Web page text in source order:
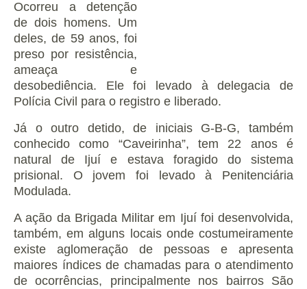
Ocorreu a detenção
de dois homens. Um
deles, de 59 anos, foi
preso por resistência,
ameaça e
desobediência. Ele foi levado à delegacia de
Polícia Civil para o registro e liberado.
Já o outro detido, de iniciais G-B-G, também
conhecido como “Caveirinha”, tem 22 anos é
natural de Ijuí e estava foragido do sistema
prisional. O jovem foi levado à Penitenciária
Modulada.
A ação da Brigada Militar em Ijuí foi desenvolvida,
também, em alguns locais onde costumeiramente
existe aglomeração de pessoas e apresenta
maiores índices de chamadas para o atendimento
de ocorrências, principalmente nos bairros São